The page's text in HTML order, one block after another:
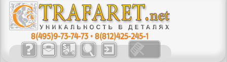
8(495)9-73-74-73 •8(812)425-245-1